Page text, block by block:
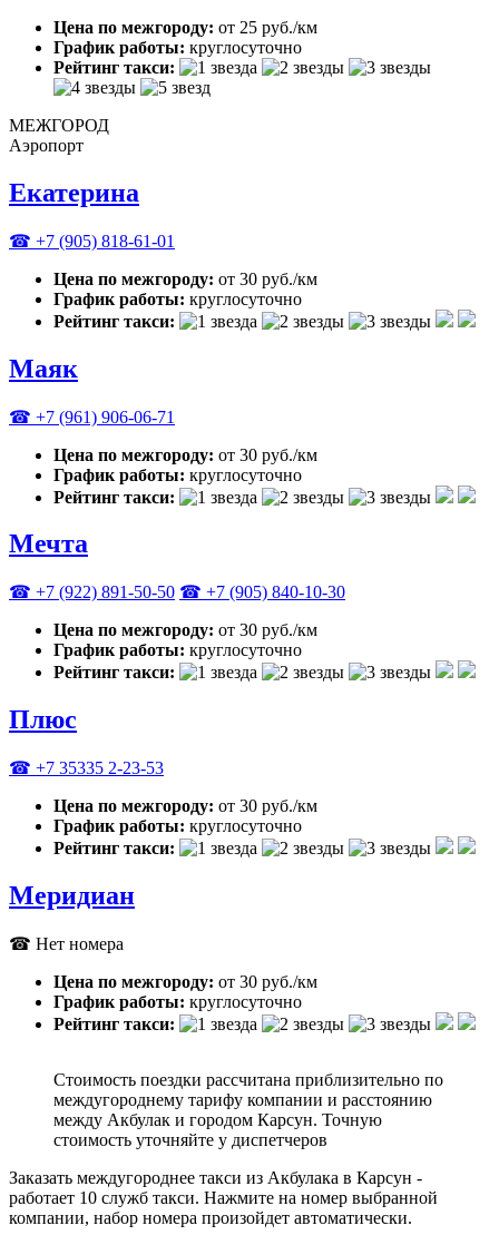
Цена по межгороду: от 25 руб./км
График работы: круглосуточно
Рейтинг такси:
МЕЖГОРОД
Аэропорт
Екатерина
☎ +7 (905) 818-61-01
Цена по межгороду: от 30 руб./км
График работы: круглосуточно
Рейтинг такси:
Маяк
☎ +7 (961) 906-06-71
Цена по межгороду: от 30 руб./км
График работы: круглосуточно
Рейтинг такси:
Мечта
☎ +7 (922) 891-50-50 ☎ +7 (905) 840-10-30
Цена по межгороду: от 30 руб./км
График работы: круглосуточно
Рейтинг такси:
Плюс
☎ +7 35335 2-23-53
Цена по межгороду: от 30 руб./км
График работы: круглосуточно
Рейтинг такси:
Меридиан
☎ Нет номера
Цена по межгороду: от 30 руб./км
График работы: круглосуточно
Рейтинг такси:
Стоимость поездки рассчитана приблизительно по
междугороднему тарифу компании и расстоянию
между Акбулак и городом Карсун. Точную
стоимость уточняйте у диспетчеров
Заказать междугороднее такси из Акбулака в Карсун -
работает 10 служб такси. Нажмите на номер выбранной
компании, набор номера произойдет автоматически.